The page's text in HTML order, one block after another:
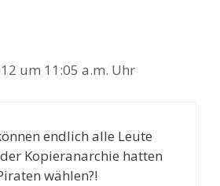
um 11:05 a.m. Uhr
endlich alle Leute
Kopieranarchie hatten
wählen?!